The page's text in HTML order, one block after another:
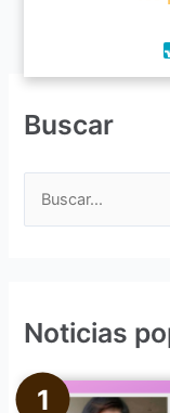
Buscar
a
Noticias